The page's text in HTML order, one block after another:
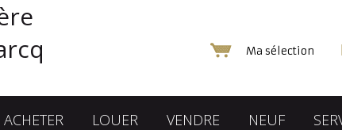
Ma sélection
ACHETER LOUER VENDRE NEUF